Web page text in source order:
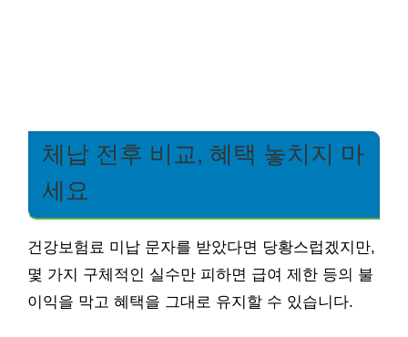
체납 전후 비교, 혜택 놓치지 마
세요
건강보험료 미납 문자를 받았다면 당황스럽겠지만,
몇 가지 구체적인 실수만 피하면 급여 제한 등의 불
이익을 막고 혜택을 그대로 유지할 수 있습니다.